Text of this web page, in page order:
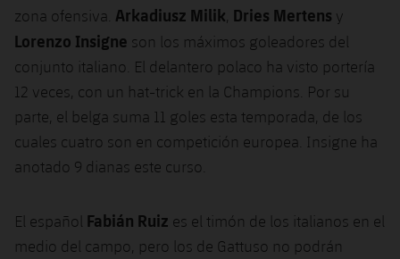
zona ofensiva. Arkadiusz Milik Dries Mertens y
Lorenzo Insigne son los máximos goleadores del
conjunto italiano. El delantero polaco ha visto portería
12 veces, con un hat-trick en la Champions. Por su
parte, el belga suma 11 goles esta temporada, de los
cuales cuatro son en competición europea. Insigne ha
anotado 9 dianas este curso.
El español Fabián Ruiz es el timón de los italianos en el
medio del campo, pero los de Gattuso no podrán